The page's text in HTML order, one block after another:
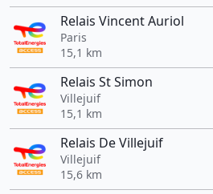
Relais Vincent Auriol
Paris
15,1 km
Relais St Simon
Villejuif
15,1 km
Relais De Villejuif
Villejuif
15,6 km